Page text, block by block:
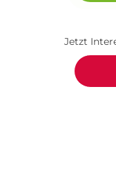
Jetzt